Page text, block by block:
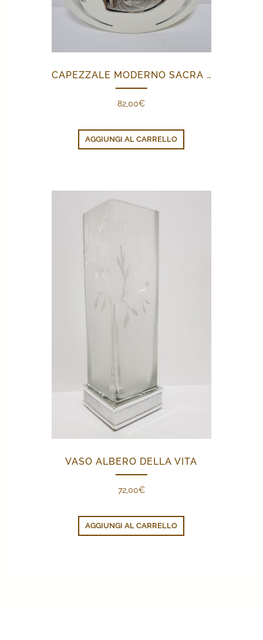
CAPEZZALE MODERNO SACRA FAMIGLIA
82,00€
AGGIUNGI AL CARRELLO
VASO ALBERO DELLA VITA
72,00€
AGGIUNGI AL CARRELLO